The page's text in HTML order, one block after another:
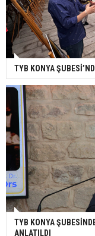
TYB KONYA
TYB KONYA
ANLATILDI